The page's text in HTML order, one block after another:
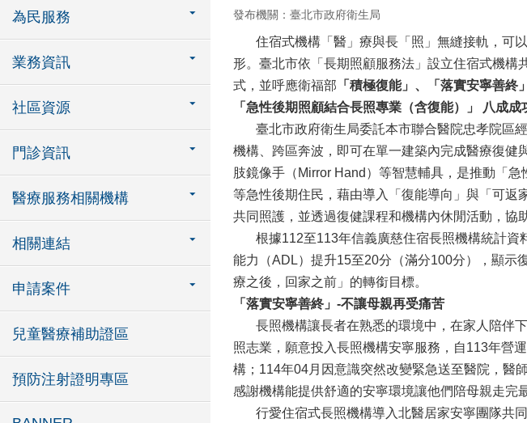
為民服務
業務資訊
社區資源
門診資訊
醫療服務相關機構
相關連結
申請案件
兒童醫療補助證區
預防注射證明專區
發布機關：臺北市政府衛生局
住宿式機構「醫」療與長「照」無縫接軌，可以
形。臺北市依「長期照顧服務法」設立住宿式機構
式，並呼應衛福部 「積極復能」、 「落實安寧善終
「 急性後期照顧結合長照專業（含復能） 」
八成成
臺北市政府衛生局委託本市聯合醫院忠孝院區經
機構、跨區奔波，即可在單一建築內完成醫療復健
肢鏡像手（Mirror Hand）等智慧輔具，是推動「
等急性後期住民，藉由導入「復能導向」與「可返
共同照護，並透過復健課程和機構內休閒活動，協
根據112至113年信義廣慈住宿長照機構統計資
能力（ADL）提升15至20分（滿分100分），顯示
療之後，回家之前」的轉銜目標。
「落實安寧善終」-不讓母親再受痛苦
長照機構讓長者在熟悉的環境中，在家人陪伴下
照志業，願意投入長照機構安寧服務，自113年營
構；114年04月因意識突然改變緊急送至醫院，醫
感謝機構能提供舒適的安寧環境讓他們陪母親走完
行愛住宿式長照機構導入北醫居家安寧團隊共同